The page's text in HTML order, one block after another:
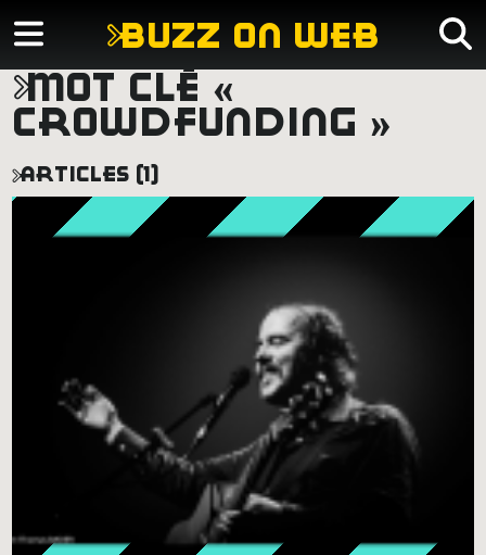
buzz on web
mot clé «
crowdfunding »
articles (1)